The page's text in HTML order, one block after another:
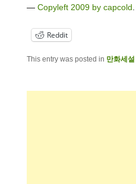
— Copyleft 2009 by capcold
Reddit
This entry was posted in 만화세설